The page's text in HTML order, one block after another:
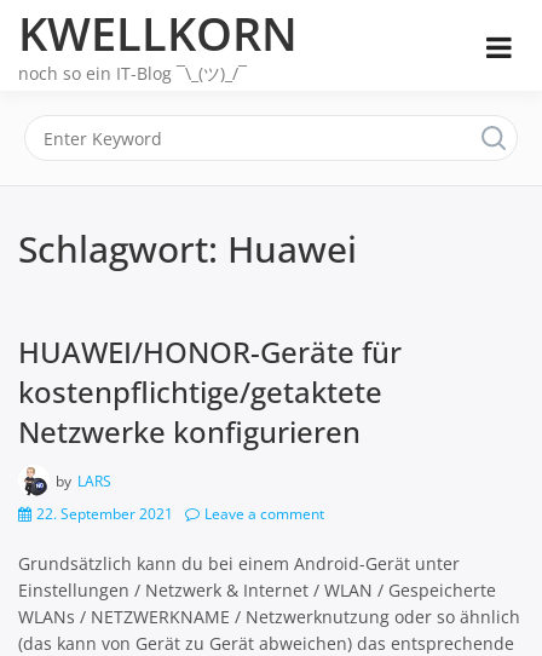
content
KWELLKORN
noch so ein IT-Blog ¯\_(ツ)_/¯
Schlagwort: Huawei
HUAWEI/HONOR-Geräte für
kostenpflichtige/getaktete
Netzwerke konfigurieren
by LARS
22. September 2021
Leave a comment
Grundsätzlich kann du bei einem Android-Gerät unter
Einstellungen / Netzwerk & Internet / WLAN / Gespeicherte
WLANs / NETZWERKNAME / Netzwerknutzung oder so ähnlich
(das kann von Gerät zu Gerät abweichen) das entsprechende